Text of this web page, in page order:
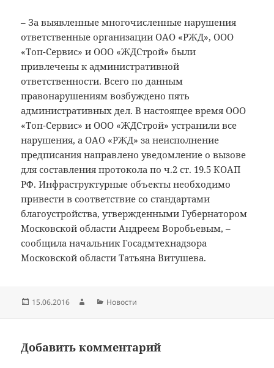
– За выявленные многочисленные нарушения
ответственные организации ОАО «РЖД», ООО
«Топ-Сервис» и ООО «ЖДСтрой» были
привлечены к административной
ответственности. Всего по данным
правонарушениям возбуждено пять
административных дел. В настоящее время ООО
«Топ-Сервис» и ООО «ЖДСтрой» устранили все
нарушения, а ОАО «РЖД» за неисполнение
предписания направлено уведомление о вызове
для составления протокола по ч.2 ст. 19.5 КОАП
РФ. Инфраструктурные объекты необходимо
привести в соответствие со стандартами
благоустройства, утвержденными Губернатором
Московской области Андреем Воробьевым, –
сообщила начальник Госадмтехнадзора
Московской области Татьяна Витушева.
Опубликовано
15.06.2016 АвторРубрики
Новости
Добавить комментарий